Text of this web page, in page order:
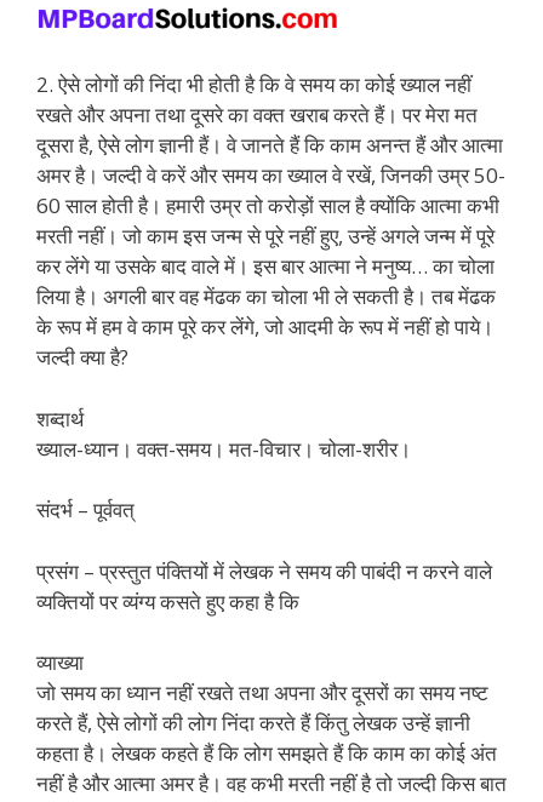
2. ऐसे लोगों की निंदा भी होती है कि वे समय का कोई ख्याल नहीं
रखते और अपना तथा दूसरे का वक्त खराब करते हैं। पर मेरा मत
दूसरा है, ऐसे लोग ज्ञानी हैं। वे जानते हैं कि काम अनन्त हैं और आत्मा
अमर है। जल्दी वे करें और समय का ख्याल वे रखें, जिनकी उम्र 50-
60 साल होती है। हमारी उम्र तो करोड़ों साल है क्योंकि आत्मा कभी
मरती नहीं। जो काम इस जन्म से पूरे नहीं हुए, उन्हें अगले जन्म में पूरे
कर लेंगे या उसके बाद वाले में। इस बार आत्मा ने मनुष्य… का चोला
लिया है। अगली बार वह मेंढक का चोला भी ले सकती है। तब मेंढक
के रूप में हम वे काम पूरे कर लेंगे, जो आदमी के रूप में नहीं हो पाये।
जल्दी क्या है?
शब्दार्थ
ख्याल-ध्यान। वक्त-समय। मत-विचार। चोला-शरीर।
संदर्भ – पूर्ववत्
प्रसंग – प्रस्तुत पंक्तियों में लेखक ने समय की पाबंदी न करने वाले
व्यक्तियों पर व्यंग्य कसते हुए कहा है कि
व्याख्या
जो समय का ध्यान नहीं रखते तथा अपना और दूसरों का समय नष्ट
करते हैं, ऐसे लोगों की लोग निंदा करते हैं किंतु लेखक उन्हें ज्ञानी
कहता है। लेखक कहते हैं कि लोग समझते हैं कि काम का कोई अंत
नहीं है और आत्मा अमर है। वह कभी मरती नहीं है तो जल्दी किस बात